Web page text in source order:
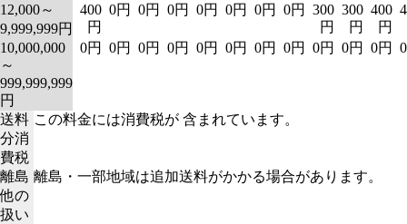
12,000～
9,999,999円
400
円
0円 0円 0円 0円 0円 0円 0円
300
円
300
円
400
円
10,000,000
～
999,999,999
円
0円 0円 0円 0円 0円 0円 0円 0円 0円 0円 0円
送料
分消
費税
この料金には消費税が 含まれています。
離島
他の
扱い
離島・一部地域は追加送料がかかる場合があります。